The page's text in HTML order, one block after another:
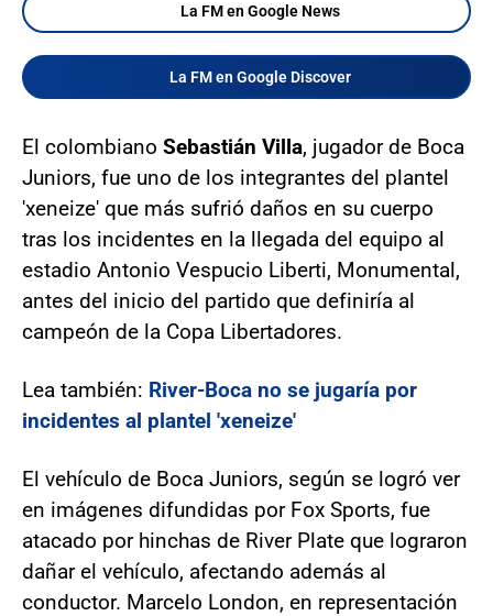
La FM en Google News
La FM en Google Discover
El colombiano Sebastián Villa, jugador de Boca
Juniors, fue uno de los integrantes del plantel
'xeneize' que más sufrió daños en su cuerpo
tras los incidentes en la llegada del equipo al
estadio Antonio Vespucio Liberti, Monumental,
antes del inicio del partido que definiría al
campeón de la Copa Libertadores.
Lea también: River-Boca no se jugaría por
incidentes al plantel 'xeneize'
El vehículo de Boca Juniors, según se logró ver
en imágenes difundidas por Fox Sports, fue
atacado por hinchas de River Plate que lograron
dañar el vehículo, afectando además al
conductor. Marcelo London, en representación